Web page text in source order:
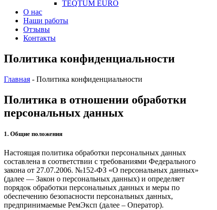
TEQTUM EURO
О нас
Наши работы
Отзывы
Контакты
Политика конфиденциальности
Главная - Политика конфиденциальности
Политика в отношении обработки
персональных данных
1. Общие положения
Настоящая политика обработки персональных данных
составлена в соответствии с требованиями Федерального
закона от 27.07.2006. №152-ФЗ «О персональных данных»
(далее — Закон о персональных данных) и определяет
порядок обработки персональных данных и меры по
обеспечению безопасности персональных данных,
предпринимаемые РемЭксп (далее – Оператор).